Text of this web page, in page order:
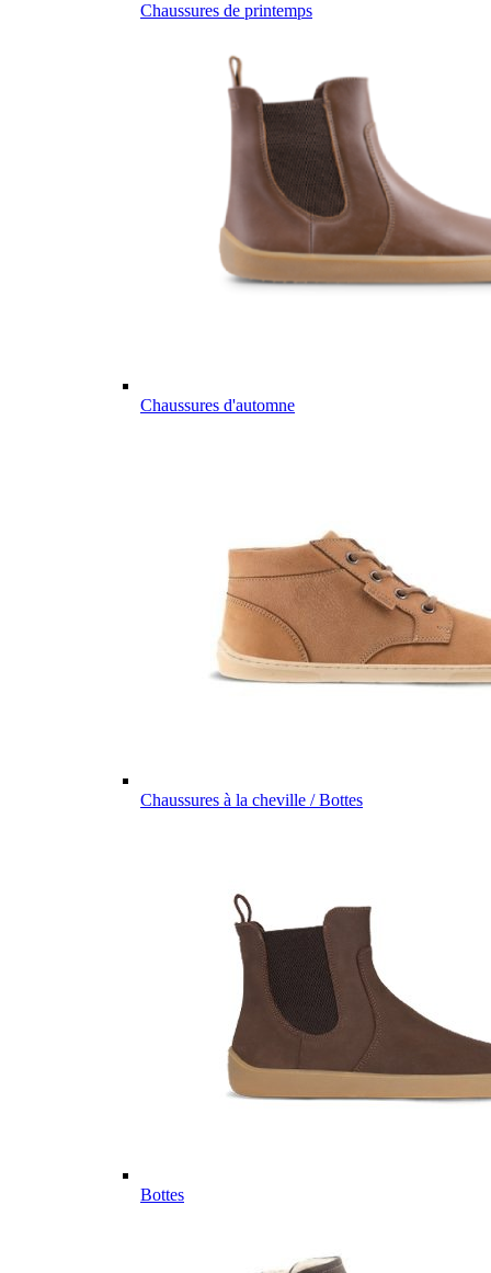
Chaussures de printemps
Chaussures d'automne
Chaussures à la cheville / Bottes
Bottes